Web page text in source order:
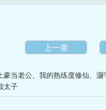
上一章
豪当老公、 我的熟练度修仙、 灏
太子